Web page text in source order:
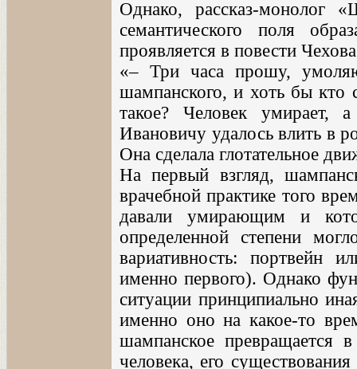
Однако, рассказ-монолог
семантического поля
проявляется в повести
«– Три часа прошу,
шампанского, и хоть бы
такое? Человек
Ивановичу удалось влить в
Она сделала глотательное
На первый взгляд,
врачебной практике того
давали умирающим и
определенной степени
вариативность: портвейн
именно первого). Однако
ситуации принципиально
именно оно на какое-то
шампанское превращается
человека, его